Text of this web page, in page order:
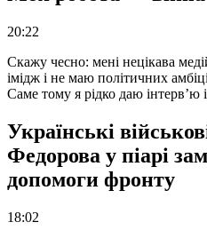
20:22
Скажу чесно: мені нецікава
імідж і не маю політичних
Саме тому я рідко даю
Українські
Федорова у піарі
допомоги фронту
18:02